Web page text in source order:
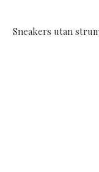
Sneakers utan